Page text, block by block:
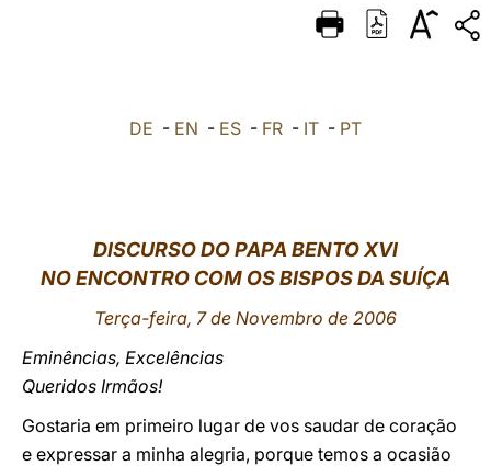
ITALIANO
中文
LATINE
DE - EN - ES - FR - IT - PT
DISCURSO DO PAPA BENTO XVI
NO ENCONTRO COM OS BISPOS DA SUÍÇA
Terça-feira, 7 de Novembro de 2006
Eminências, Excelências
Queridos Irmãos!
Gostaria em primeiro lugar de vos saudar de coração
e expressar a minha alegria, porque temos a ocasião